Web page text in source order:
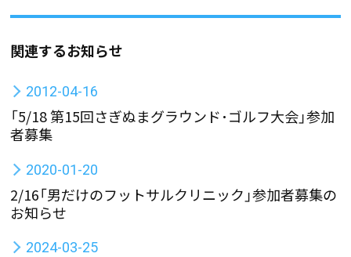
関連するお知らせ
2012-04-16
「5/18 第15回さぎぬまグラウンド･ゴルフ大会」参加
者募集
2020-01-20
2/16「男だけのフットサルクリニック」参加者募集の
お知らせ
2024-03-25